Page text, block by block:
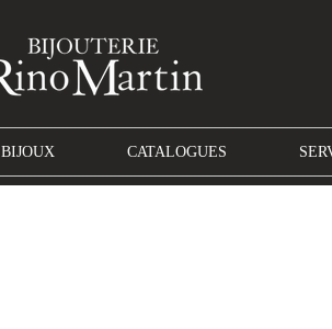
BIJOUX CATALOGUES